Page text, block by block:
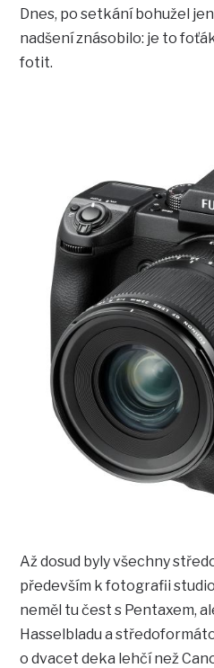
Dnes, po setkání bohužel
nadšení znásobilo: je to
fotit.
Až dosud byly všechny
především k fotografii
neměl tu čest s Pentaxem,
Hasselbladu a
o dvacet deka lehčí než